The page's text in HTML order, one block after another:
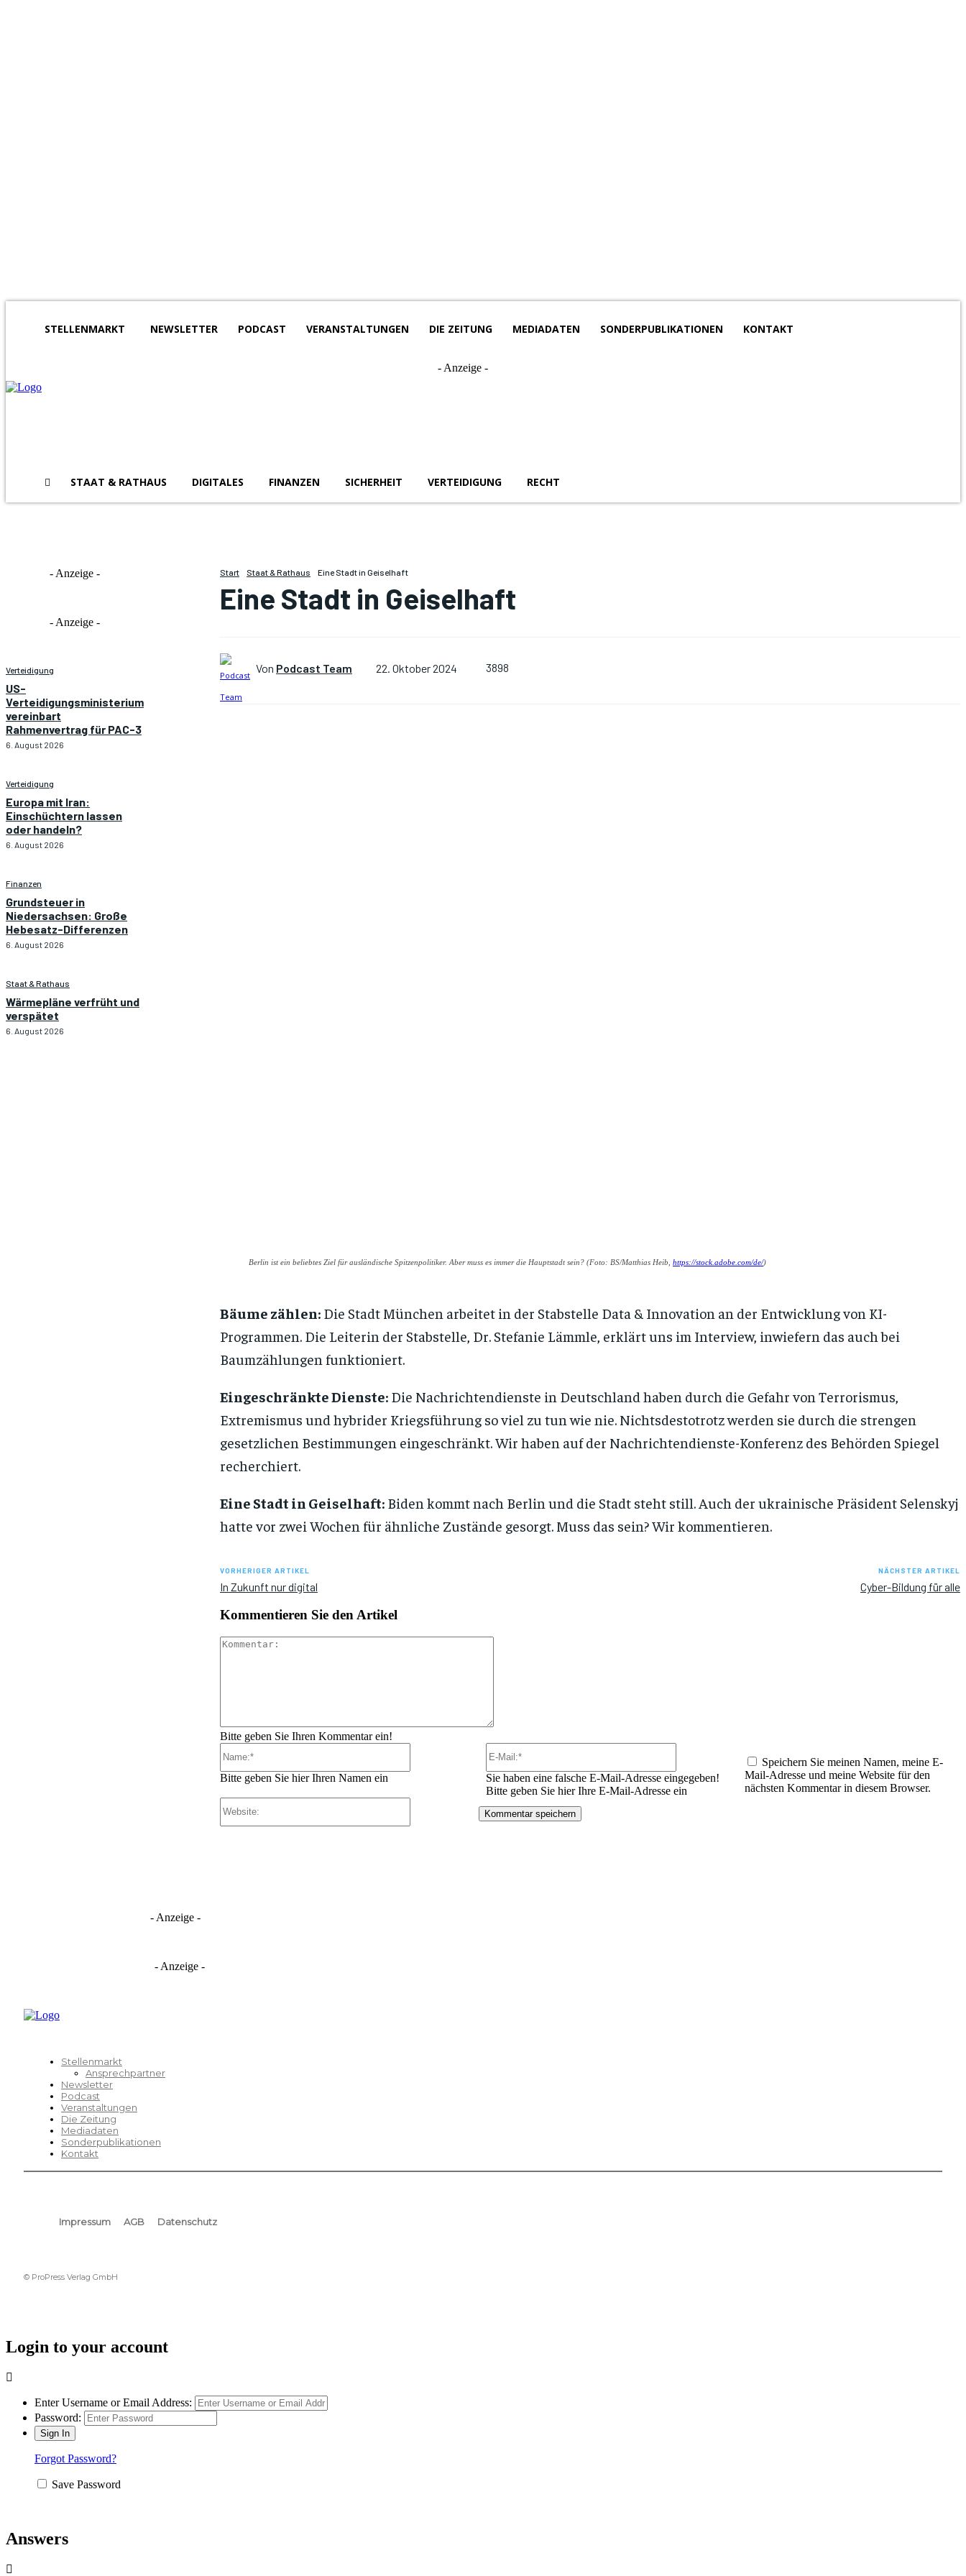
STELLENMARKT NEWSLETTER PODCAST VERANSTALTUNGEN DIE ZEITUNG MEDIADATEN SONDERPUBLIKATIONEN KONTAKT
- Anzeige -
STAAT & RATHAUS DIGITALES FINANZEN SICHERHEIT VERTEIDIGUNG RECHT
- Anzeige -
- Anzeige -
Verteidigung
US-
Verteidigungsministerium
vereinbart
Rahmenvertrag für PAC-3
6. August 2026
Verteidigung
Europa mit Iran:
Einschüchtern lassen
oder handeln?
6. August 2026
Finanzen
Grundsteuer in
Niedersachsen: Große
Hebesatz-Differenzen
6. August 2026
Staat & Rathaus
Wärmepläne verfrüht und
verspätet
6. August 2026
Start Staat & Rathaus Eine Stadt in Geiselhaft
Eine Stadt in Geiselhaft
Von Podcast Team 22. Oktober 2024 3898
Berlin ist ein beliebtes Ziel für ausländische Spitzenpolitiker. Aber muss es immer die Hauptstadt sein? (Foto: BS/Matthias Heib, https://stock.adobe.com/de/)
Bäume zählen: Die Stadt München arbeitet in der Stabstelle Data & Innovation an der Entwicklung von KI-
Programmen. Die Leiterin der Stabstelle, Dr. Stefanie Lämmle, erklärt uns im Interview, inwiefern das auch bei
Baumzählungen funktioniert.
Eingeschränkte Dienste: Die Nachrichtendienste in Deutschland haben durch die Gefahr von Terrorismus,
Extremismus und hybrider Kriegsführung so viel zu tun wie nie. Nichtsdestotrotz werden sie durch die strengen
gesetzlichen Bestimmungen eingeschränkt. Wir haben auf der Nachrichtendienste-Konferenz des Behörden Spiegel
recherchiert.
Eine Stadt in Geiselhaft: Biden kommt nach Berlin und die Stadt steht still. Auch der ukrainische Präsident Selenskyj
hatte vor zwei Wochen für ähnliche Zustände gesorgt. Muss das sein? Wir kommentieren.
VORHERIGER ARTIKEL
In Zukunft nur digital
NÄCHSTER ARTIKEL
Cyber-Bildung für alle
Kommentieren Sie den Artikel
Bitte geben Sie Ihren Kommentar ein!
Bitte geben Sie hier Ihren Namen ein
Sie haben eine falsche E-Mail-Adresse eingegeben!
Bitte geben Sie hier Ihre E-Mail-Adresse ein
Speichern Sie meinen Namen, meine E-
Mail-Adresse und meine Website für den
nächsten Kommentar in diesem Browser.
- Anzeige -
- Anzeige -
Stellenmarkt
Ansprechpartner
Newsletter
Podcast
Veranstaltungen
Die Zeitung
Mediadaten
Sonderpublikationen
Kontakt
Impressum AGB Datenschutz
© ProPress Verlag GmbH
Login to your account
Enter Username or Email Address:
Password:
Forgot Password?
Save Password
Answers